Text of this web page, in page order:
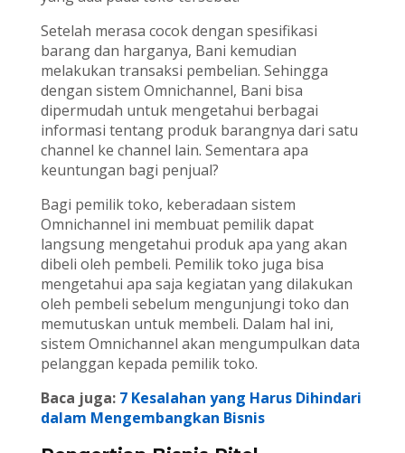
Setelah merasa cocok dengan spesifikasi
barang dan harganya, Bani kemudian
melakukan transaksi pembelian. Sehingga
dengan sistem Omnichannel, Bani bisa
dipermudah untuk mengetahui berbagai
informasi tentang produk barangnya dari satu
channel ke channel lain. Sementara apa
keuntungan bagi penjual?
Bagi pemilik toko, keberadaan sistem
Omnichannel ini membuat pemilik dapat
langsung mengetahui produk apa yang akan
dibeli oleh pembeli. Pemilik toko juga bisa
mengetahui apa saja kegiatan yang dilakukan
oleh pembeli sebelum mengunjungi toko dan
memutuskan untuk membeli. Dalam hal ini,
sistem Omnichannel akan mengumpulkan data
pelanggan kepada pemilik toko.
Baca juga: 7 Kesalahan yang Harus Dihindari
dalam Mengembangkan Bisnis